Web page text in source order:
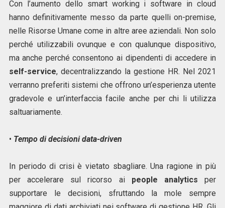
Con l’aumento dello smart working i software in cloud
hanno definitivamente messo da parte quelli on-premise,
nelle Risorse Umane come in altre aree aziendali. Non solo
perché utilizzabili ovunque e con qualunque dispositivo,
ma anche perché consentono ai dipendenti di accedere in
self-service, decentralizzando la gestione HR. Nel 2021
verranno preferiti sistemi che offrono un’esperienza utente
gradevole e un’interfaccia facile anche per chi li utilizza
saltuariamente.
• Tempo di decisioni data-driven
In periodo di crisi è vietato sbagliare. Una ragione in più
per accelerare sul ricorso ai people analytics per
supportare le decisioni, sfruttando la mole sempre